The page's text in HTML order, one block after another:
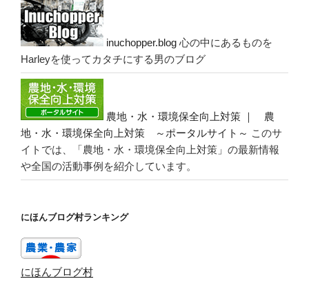
inuchopper.blog 心の中にあるものを
Harleyを使ってカタチにする男のブログ
農地・水・環境保全向上対策 ｜ 農
地・水・環境保全向上対策 ～ポータルサイト～ このサ
イトでは、「農地・水・環境保全向上対策」の最新情報
や全国の活動事例を紹介しています。
にほんブログ村ランキング
にほんブログ村